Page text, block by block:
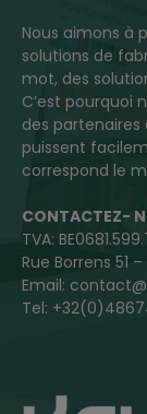
Nous aimons à
solutions de
mot, des
C’est pourquoi
des
puissent
correspond le
CONTACTEZ-
TVA:
Rue Borrens 51
Email:
Tel: